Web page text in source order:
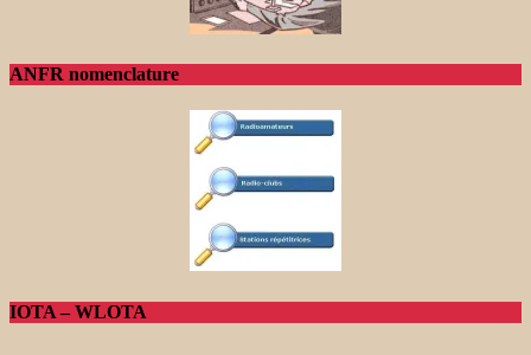
ANFR nomenclature
IOTA – WLOTA